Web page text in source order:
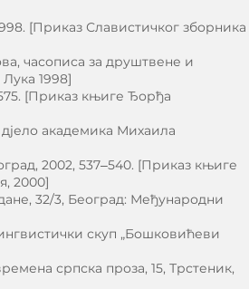
[Приказ Славистичког зборника
часописа за друштвене и
1998]
[Приказ књиге Ђорђа
академика Михаила
2002, 537‒540. [Приказ књиге
2000]
32/3, Београд: Међународни
скуп „Бошковићеви
српска проза, 15, Трстеник,